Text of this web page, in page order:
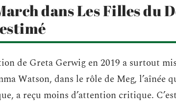
dans Les Filles du
de Greta Gerwig en 2019 a surtout
Watson, dans le rôle de Meg, l’aînée
a reçu moins d’attention critique.